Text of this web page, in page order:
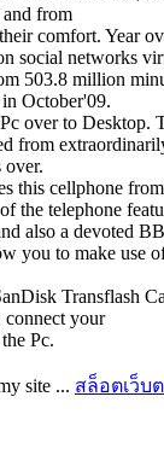
from
comfort. Year
social networks
503.8 million
October'09.
over to Desktop.
from
over.
this cellphone
the telephone
also a devoted
you to make use
Transflash
connect your
Pc.
site ... สล็อตเว็บ